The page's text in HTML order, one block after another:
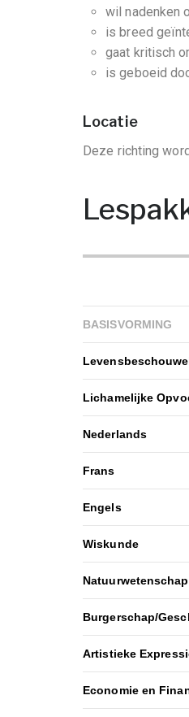
wil nadenken
is breed
gaat kritisch
is geboeid
Locatie
Deze richting
BASISVORMING
Lichamelijke
Nederlands
Frans
Engels
Wiskunde
Burgerschap/
Artistieke
Economie en